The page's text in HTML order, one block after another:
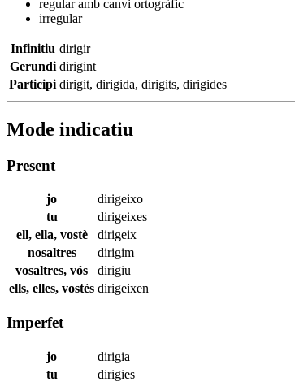
regular amb canvi ortogràfic
irregular
Infinitiu dirigir
Gerundi dirigint
Participi dirigit, dirigida, dirigits, dirigides
Mode indicatiu
Present
jo
dirigeixo
tu
dirigeixes
ell, ella, vostè
dirigeix
nosaltres
dirigim
vosaltres, vós
dirigiu
ells, elles, vostès dirigeixen
Imperfet
jo
dirigia
tu
dirigies